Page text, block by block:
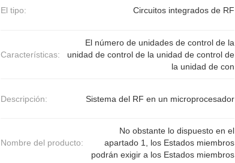
El tipo: Circuitos integrados de RF
Características:
El número de unidades de control de la
unidad de control de la unidad de control de
la unidad de con
Descripción: Sistema del RF en un microprocesador
Nombre del producto:
No obstante lo dispuesto en el
apartado 1, los Estados miembros
podrán exigir a los Estados miembros